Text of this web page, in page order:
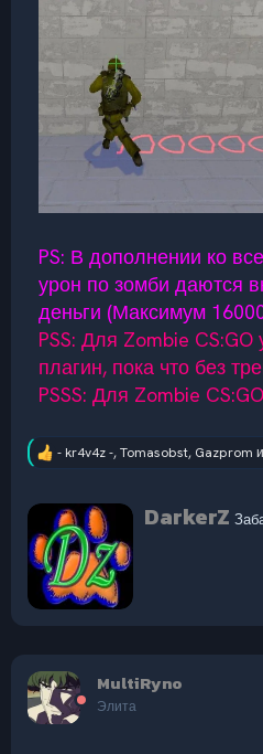
PS: В дополнении ко
урон по зомби даются
деньги (Максимум
PSS: Для Zombie
плагин, пока что без
PSSS: Для Zombie
Р
ц
и
и
- kr4v4z -,Tomasobst, Gazprom
А
в
DarkerZ
MultiRyno
Элита